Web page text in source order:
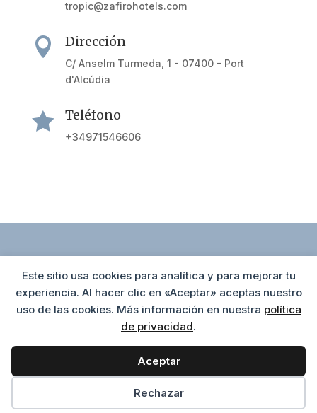
Este sitio usa cookies para analítica y para mejorar tu
experiencia. Al hacer clic en «Aceptar» aceptas nuestro
uso de las cookies. Más información en nuestra política
de privacidad.
Aceptar
Rechazar
Preferencias de cookies
tropic@zafirohotels.com
 Dirección
C/ Anselm Turmeda, 1 - 07400 - Port
d'Alcúdia
 Teléfono
+34971546606
Política de cookies
Política de privacidad
Agrupación Hotelera de Alcúdia